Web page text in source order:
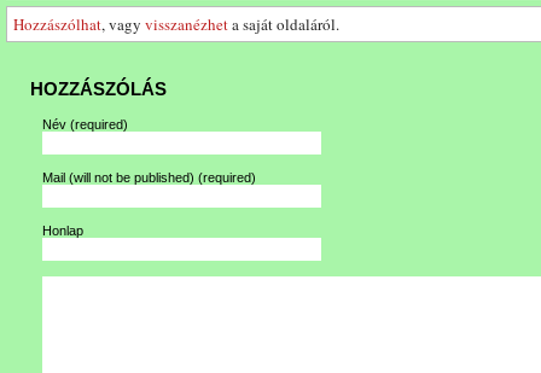
Hozzászólhat, vagy visszanézheta saját oldaláról.
HOZZÁSZÓLÁS
Név (required)
Mail (will not be published) (required)
Honlap